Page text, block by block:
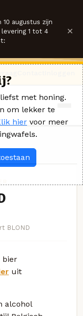
10 augustus zijn
1 tot 4
×
BLOND
bier
uit
alcohol
met honing.
om lekker te
hier voor meer